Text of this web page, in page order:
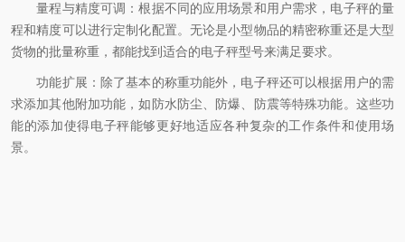
量程与精度可调：根据不同的应用场景和用户需求，电子秤的量
程和精度可以进行定制化配置。无论是小型物品的精密称重还是大型
货物的批量称重，都能找到适合的电子秤型号来满足要求。
功能扩展：除了基本的称重功能外，电子秤还可以根据用户的需
求添加其他附加功能，如防水防尘、防爆、防震等特殊功能。这些功
能的添加使得电子秤能够更好地适应各种复杂的工作条件和使用场
景。